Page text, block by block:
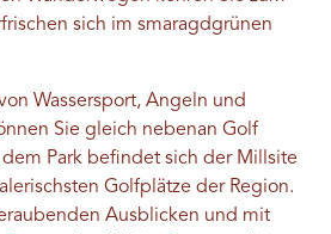
sich im smaragdgrünen
Wassersport, Angeln und
Sie gleich nebenan Golf
Park befindet sich der Millsite
Golfplätze der Region.
Ausblicken und mit